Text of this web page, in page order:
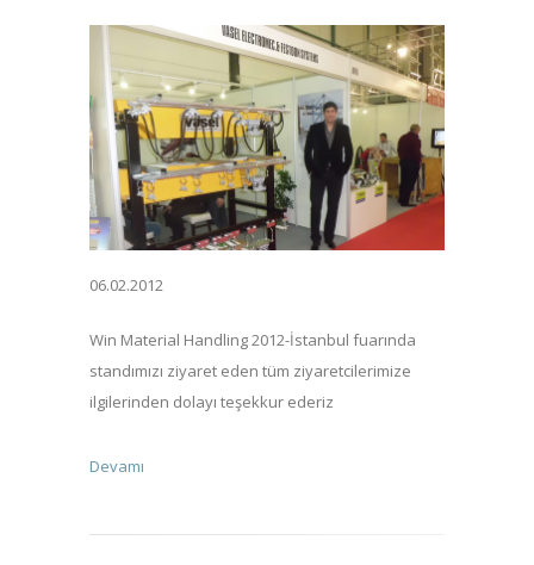
06.02.2012
Win Material Handling 2012-İstanbul fuarında
standımızı ziyaret eden tüm ziyaretcilerimize
ilgilerinden dolayı teşekkur ederiz
Devamı